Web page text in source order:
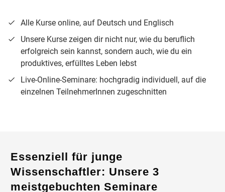
Alle Kurse online, auf Deutsch und Englisch
Unsere Kurse zeigen dir nicht nur, wie du beruflich
erfolgreich sein kannst, sondern auch, wie du ein
produktives, erfülltes Leben lebst
Live-Online-Seminare: hochgradig individuell, auf die
einzelnen TeilnehmerInnen zugeschnitten
Essenziell für junge
Wissenschaftler: Unsere 3
meistgebuchten Seminare